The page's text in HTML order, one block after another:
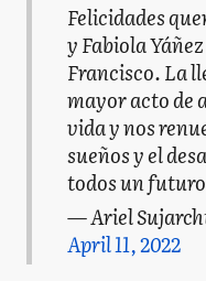
Felicidades
y Fabiola
Francisco. La
mayor acto de
vida y nos
sueños y el
todos un
— Ariel
April 11, 2022